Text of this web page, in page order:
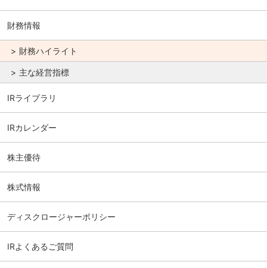
財務情報
財務ハイライト
主な経営指標
IRライブラリ
IRカレンダー
株主優待
株式情報
ディスクロージャーポリシー
IRよくあるご質問